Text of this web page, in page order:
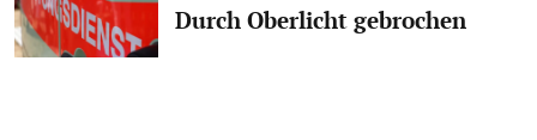
Durch Oberlicht gebrochen